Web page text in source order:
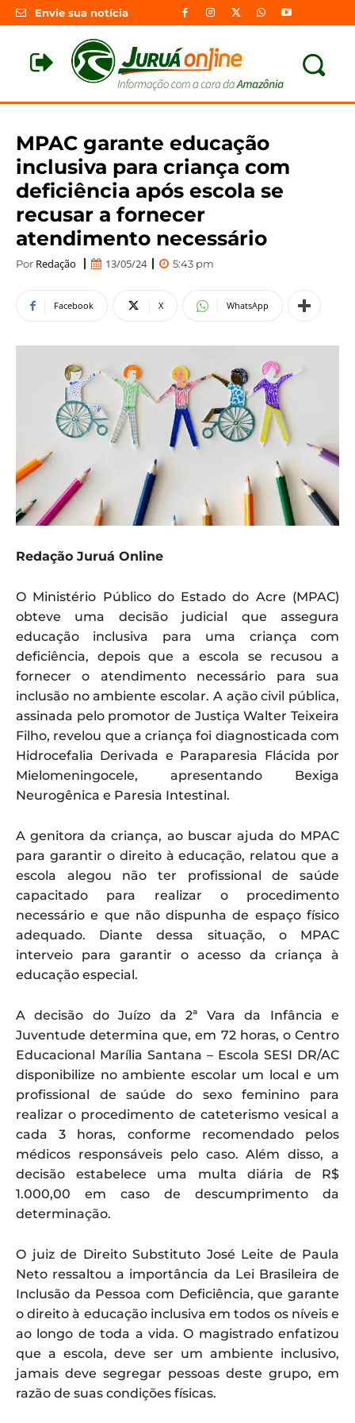
Envie sua notícia
MPAC garante educação
inclusiva para criança com
deficiência após escola se
recusar a fornecer
atendimento necessário
Por Redação 13/05/24 5:43 pm
Facebook X WhatsApp
Redação Juruá Online
O Ministério Público do Estado do Acre (MPAC)
obteve uma decisão judicial que assegura
educação inclusiva para uma criança com
deficiência, depois que a escola se recusou a
fornecer o atendimento necessário para sua
inclusão no ambiente escolar. A ação civil pública,
assinada pelo promotor de Justiça Walter Teixeira
Filho, revelou que a criança foi diagnosticada com
Hidrocefalia Derivada e Paraparesia Flácida por
Mielomeningocele, apresentando Bexiga
Neurogênica e Paresia Intestinal.
A genitora da criança, ao buscar ajuda do MPAC
para garantir o direito à educação, relatou que a
escola alegou não ter profissional de saúde
capacitado para realizar o procedimento
necessário e que não dispunha de espaço físico
adequado. Diante dessa situação, o MPAC
interveio para garantir o acesso da criança à
educação especial.
A decisão do Juízo da 2ª Vara da Infância e
Juventude determina que, em 72 horas, o Centro
Educacional Marília Santana – Escola SESI DR/AC
disponibilize no ambiente escolar um local e um
profissional de saúde do sexo feminino para
realizar o procedimento de cateterismo vesical a
cada 3 horas, conforme recomendado pelos
médicos responsáveis pelo caso. Além disso, a
decisão estabelece uma multa diária de R$
1.000,00 em caso de descumprimento da
determinação.
O juiz de Direito Substituto José Leite de Paula
Neto ressaltou a importância da Lei Brasileira de
Inclusão da Pessoa com Deficiência, que garante
o direito à educação inclusiva em todos os níveis e
ao longo de toda a vida. O magistrado enfatizou
que a escola, deve ser um ambiente inclusivo,
jamais deve segregar pessoas deste grupo, em
razão de suas condições físicas.